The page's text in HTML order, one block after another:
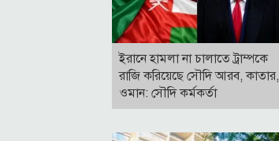
ইরানে হামলা না চালাতে ট্রাম্পকে
রাজি করিয়েছে সৌদি আরব, কাতার,
ওমান: সৌদি কর্মকর্তা